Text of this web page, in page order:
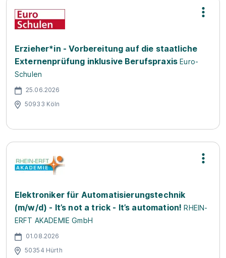
Erzieher*in - Vorbereitung auf die staatliche
Externenprüfung inklusive Berufspraxis Euro-
Schulen
25.06.2026
50933 Köln
Elektroniker für Automatisierungstechnik
(m/w/d) - It’s not a trick - It’s automation! RHEIN-
ERFT AKADEMIE GmbH
01.08.2026
50354 Hürth